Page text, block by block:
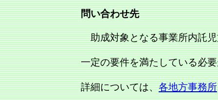
問い合わせ先
助成対象となる事業所内託児
一定の要件を満たしている必
詳細については、各地方事務所